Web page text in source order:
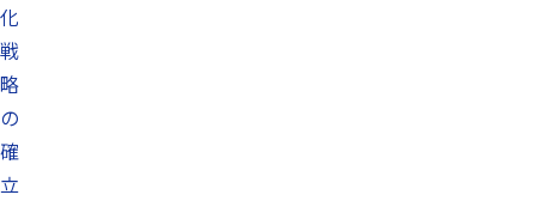
化
戦
略
の
確
立